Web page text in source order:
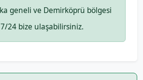
geneli ve Demirköprü bölgesi
24 bize ulaşabilirsiniz.